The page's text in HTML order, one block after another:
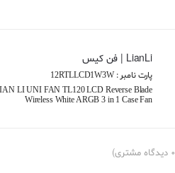
LianLi | فن کیس
پارت نامبر :12RTLLCD1W3W
LI UNI FAN TL120 LCD Reverse Blade
Wireless White ARGB 3 in 1 Case Fan
0 دیدگاه مشتری)